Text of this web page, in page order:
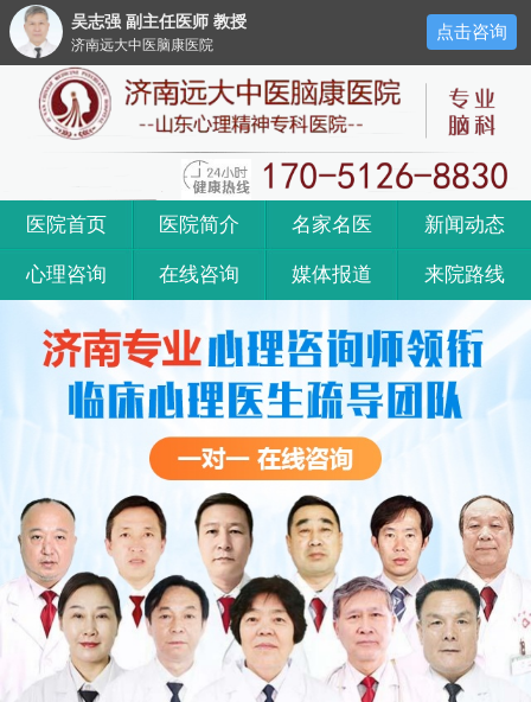
医院首页 医院简介 名家名医 新闻动态
心理咨询 在线咨询 媒体报道 来院路线
吴志强 副主任医师 教授
济南远大中医脑康医院
点击咨询